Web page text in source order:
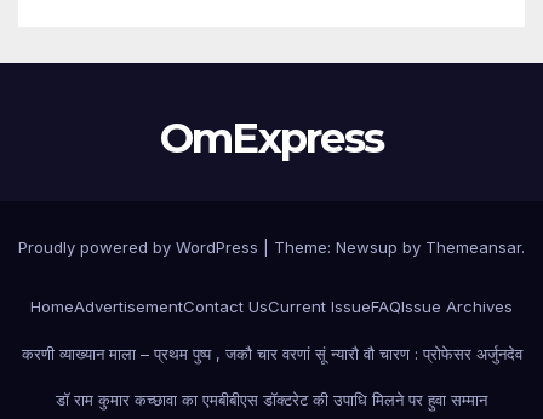
OmExpress
Proudly powered by WordPress Theme: Newsup by Themeansar.
HomeAdvertisementContact UsCurrent IssueFAQIssue Archives
करणी व्याख्यान माला – प्रथम पुष्प , जकौ चार वरणां सूं न्यारौ वौ चारण : प्रोफेसर अर्जुनदेव
डॉ राम कुमार कच्छावा का एमबीबीएस डॉक्टरेट की उपाधि मिलने पर हुवा सम्मान